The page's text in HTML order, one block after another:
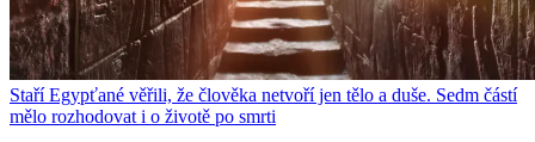
Staří Egypťané věřili, že člověka netvoří jen tělo a duše. Sedm částí
mělo rozhodovat i o životě po smrti